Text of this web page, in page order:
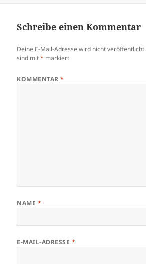
Schreibe einen Kommentar
Deine E-Mail-Adresse wird nicht veröffentlicht.
sind mit* markiert
KOMMENTAR*
NAME *
E-MAIL-ADRESSE *